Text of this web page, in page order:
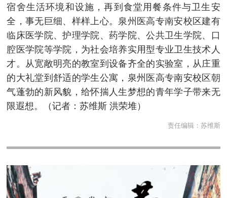
宿舍生活环境和设施，再到食堂用餐条件与卫生安
全，事无巨细、样样上心。泉州医高专南安校区建有
临床医学院、护理学院、药学院、公共卫生学院、口
腔医学院等学院，为社会培养实用型专业卫生技术人
才。从宽敞明亮的教室到设备齐全的实验室，从庄重
的大礼堂到舒适的学生公寓，泉州医高专南安校区朝
气蓬勃的新风貌，给怀揣人生梦想的青年学子带来无
限遐想。（记者：苏维斯 洪荣堆）
责任编辑： 苏维斯